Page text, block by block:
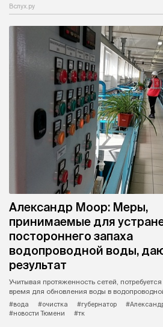
Вслух.ру
Александр Моор: Меры,
принимаемые для
постороннего запаха
водопроводной воды,
результат
Учитывая протяженность сетей,
время для обновления воды в
#вода
#очистка #губернатор
#новости Тюмени
#тк